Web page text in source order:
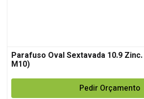
Parafuso Oval Sextavada 10.9 Zinc.
M10)
Pedir Orçamento